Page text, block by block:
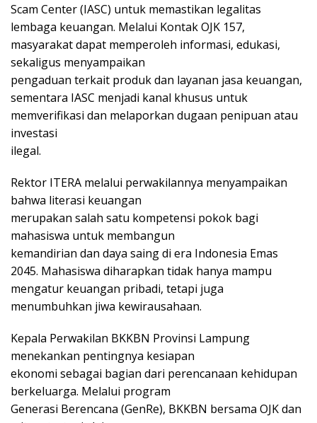
Scam Center (IASC) untuk memastikan legalitas
lembaga keuangan. Melalui Kontak OJK 157,
masyarakat dapat memperoleh informasi, edukasi,
sekaligus menyampaikan
pengaduan terkait produk dan layanan jasa keuangan,
sementara IASC menjadi kanal khusus untuk
memverifikasi dan melaporkan dugaan penipuan atau
investasi
ilegal.
Rektor ITERA melalui perwakilannya menyampaikan
bahwa literasi keuangan
merupakan salah satu kompetensi pokok bagi
mahasiswa untuk membangun
kemandirian dan daya saing di era Indonesia Emas
2045. Mahasiswa diharapkan tidak hanya mampu
mengatur keuangan pribadi, tetapi juga
menumbuhkan jiwa kewirausahaan.
Kepala Perwakilan BKKBN Provinsi Lampung
menekankan pentingnya kesiapan
ekonomi sebagai bagian dari perencanaan kehidupan
berkeluarga. Melalui program
Generasi Berencana (GenRe), BKKBN bersama OJK dan